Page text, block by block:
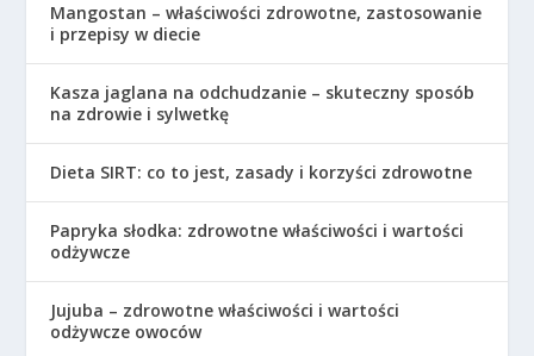
Mangostan – właściwości zdrowotne, zastosowanie
i przepisy w diecie
Kasza jaglana na odchudzanie – skuteczny sposób
na zdrowie i sylwetkę
Dieta SIRT: co to jest, zasady i korzyści zdrowotne
Papryka słodka: zdrowotne właściwości i wartości
odżywcze
Jujuba – zdrowotne właściwości i wartości
odżywcze owoców